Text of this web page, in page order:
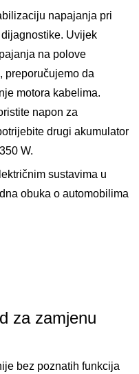
napajanja pri
Uvijek
na polove
preporučujemo da
motora kabelima.
napon za
drugi akumulator
W.
sustavima u
obuka o automobilima
za zamjenu
bez poznatih funkcija